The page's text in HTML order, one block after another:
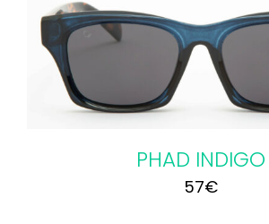
PHAD INDIGO
57€